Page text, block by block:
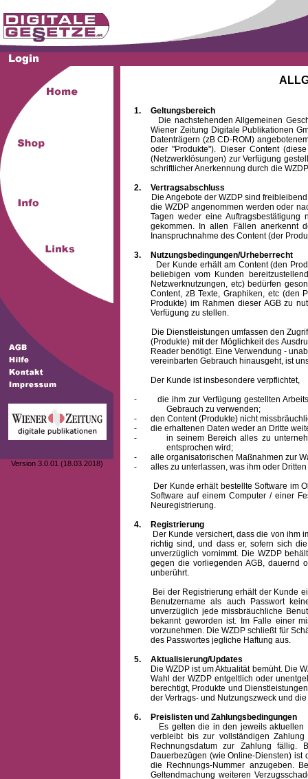
Version 3.0.01 (18.03.2018)
1.
Geltungsbereich
Die nachstehenden Allgemeinen
Wiener Zeitung Digitale Publikationen
Datenträgern (zB CD-ROM)
oder "Produkte"). Dieser Content
(Netzwerklösungen) zur Verfügung
schriftlicher Anerkennung durch die
2.
Vertragsabschluss
Die Angebote der WZDP sind freibleibend.
die WZDP angenommen werden oder
Tagen weder eine
gekommen. In allen Fällen anerkennt
Inanspruchnahme des Content (der
3.
Nutzungsbedingungen/Urheberrecht
Der Kunde erhält am Content (den
beliebigen vom Kunden
Netzwerknutzungen, etc) bedürfen
Content, zB Texte, Graphiken, etc (den
Produkte) im Rahmen dieser AGB zu
Verfügung zu stellen.
Die Dienstleistungen umfassen den Zugriff
(Produkte) mit der Möglichkeit des
Reader benötigt. Eine Verwendung -
vereinbarten Gebrauch hinausgeht, ist
Der Kunde ist insbesondere verpflichtet,
-
die ihm zur Verfügung gestellten
Gebrauch zu verwenden;
-
den Content (Produkte) nicht
-
die erhaltenen Daten weder an Dritte
-
in seinem Bereich alles zu
entsprochen wird;
-
alle organisatorischen Maßnahmen zur
-
alles zu unterlassen, was ihm oder
Der Kunde erhält bestellte Software im
Software auf einem Computer / einer
Neuregistrierung.
4.
Registrierung
Der Kunde versichert, dass die von ihm
richtig sind, und dass er, sofern sich
unverzüglich vornimmt. Die WZDP
gegen die vorliegenden AGB, dauernd
unberührt.
Bei der Registrierung erhält der Kunde
Benutzernameals auch Passwort
unverzüglich jede missbräuchliche
bekannt geworden ist. Im Falle einer
vorzunehmen. Die WZDP schließt für
des Passwortes jegliche Haftung aus.
5.
Aktualisierung/Updates
Die WZDP ist um Aktualität bemüht. Die
Wahl der WZDP entgeltlich oder
berechtigt, Produkte und
der Vertrags- und Nutzungszweck und
6.
Preislisten und Zahlungsbedingungen
Es gelten die in den jeweils aktuellen
verbleibt bis zur vollständigen
Rechnungsdatum zur Zahlung fällig.
Dauerbezügen (wie Online-Diensten)
die Rechnungs-Nummer anzugeben.
Geltendmachung weiteren